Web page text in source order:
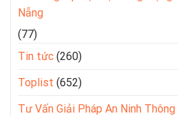
Nẵng
(77)
Tin tức (260)
Toplist (652)
Tư Vấn Giải Pháp An Ninh